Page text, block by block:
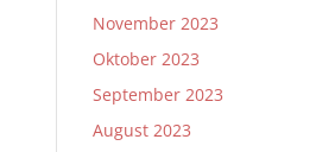
November 2023
Oktober 2023
September 2023
August 2023